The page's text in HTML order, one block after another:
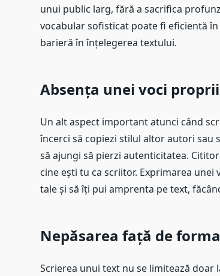
unui public larg, fără a sacrifica
vocabular sofisticat poate fi eficientă
barieră în înțelegerea textului.
Absența unei voci proprii
Un alt aspect important atunci când
încerci să copiezi stilul altor autori sau
să ajungi să pierzi autenticitatea.
cine ești tu ca scriitor. Exprimarea
tale și să îți pui amprenta pe text,
Nepăsarea față de
Scrierea unui text nu se limitează doar